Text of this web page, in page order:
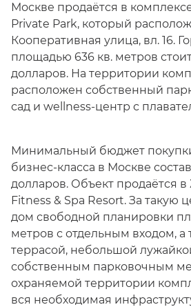
Москве продаётся в
Private Park, который
Кооперативная улица, вл. 16.
площадью 636 кв. метров
долларов. На территории
расположен собственный
сад и wellness-центр с
Минимальный бюджет покупки
бизнес-класса в Москве
долларов. Объект продаётся в
Fitness & Spa Resort. За такую
дом свободной планировки
метров с отдельным входом, а
террасой, небольшой
собственным парковочным
охраняемой территории
вся необходимая